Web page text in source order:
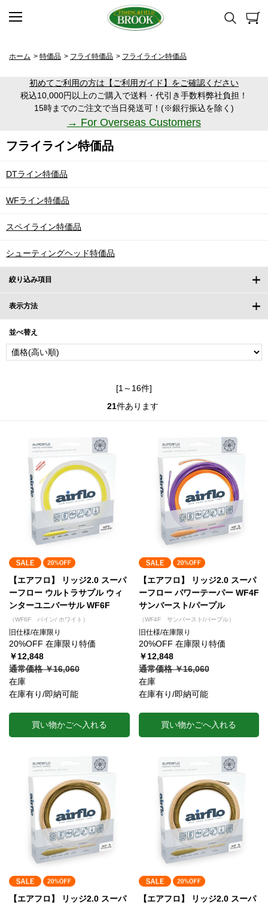
ホーム > 特価品 > フライ特価品 > フライライン特価品
初めてご利用の方は【ご利用ガイド】をご確認ください
税込10,000円以上のご購入で送料・代引き手数料弊社負担！
15時までのご注文で当日発送可！(※銀行振込を除く)
→ For Overseas Customers
フライライン特価品
DTライン特価品
WFライン特価品
スペイライン特価品
シューティングヘッド特価品
絞り込み項目
表示方法
並べ替え
[1～16件]
21件あります
【エアフロ】 リッジ2.0 スーパ
ーフロー ウルトラサプル ウィ
ンターユニバーサル WF6F
（WF6F パイン/ ホワイト）
旧仕様/在庫限り
20%OFF 在庫限り特価
￥12,848
通常価格 ￥16,060
在庫
在庫有り/即納可能
買い物かごへ入れる
【エアフロ】 リッジ2.0 スーパ
ーフロー パワーテーパー WF4F
サンバースト/パープル
（WF4F サンバースト/パープル）
旧仕様/在庫限り
20%OFF 在庫限り特価
￥12,848
通常価格 ￥16,060
在庫
在庫有り/即納可能
買い物かごへ入れる
【エアフロ】 リッジ2.0 スーパ
【エアフロ】 リッジ2.0 スーパ